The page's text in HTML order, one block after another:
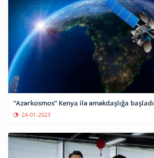
“Azərkosmos” Kenya ilə əməkdaşlığa başladı
24-01-2023